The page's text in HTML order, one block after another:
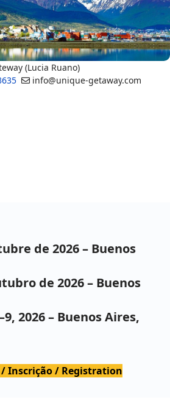
(Lucia Ruano)
info@unique-getaway.com
de 2026 – Buenos
de 2026 – Buenos
2026 – Buenos Aires,
Inscrição / Registration